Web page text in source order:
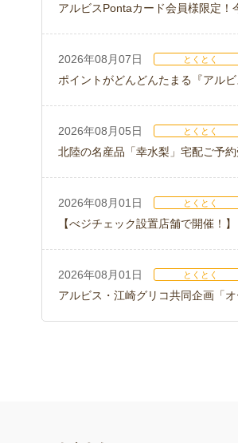
アルビスPontaカード会員様限定
2026年08月07日 とくとく
ポイントがどんどんたまる『アル
2026年08月05日 とくとく
北陸の名産品「幸水梨」宅配ご予
2026年08月01日 とくとく
【べジチェック設置店舗で開催！
2026年08月01日 とくとく
アルビス・江崎グリコ共同企画「オ